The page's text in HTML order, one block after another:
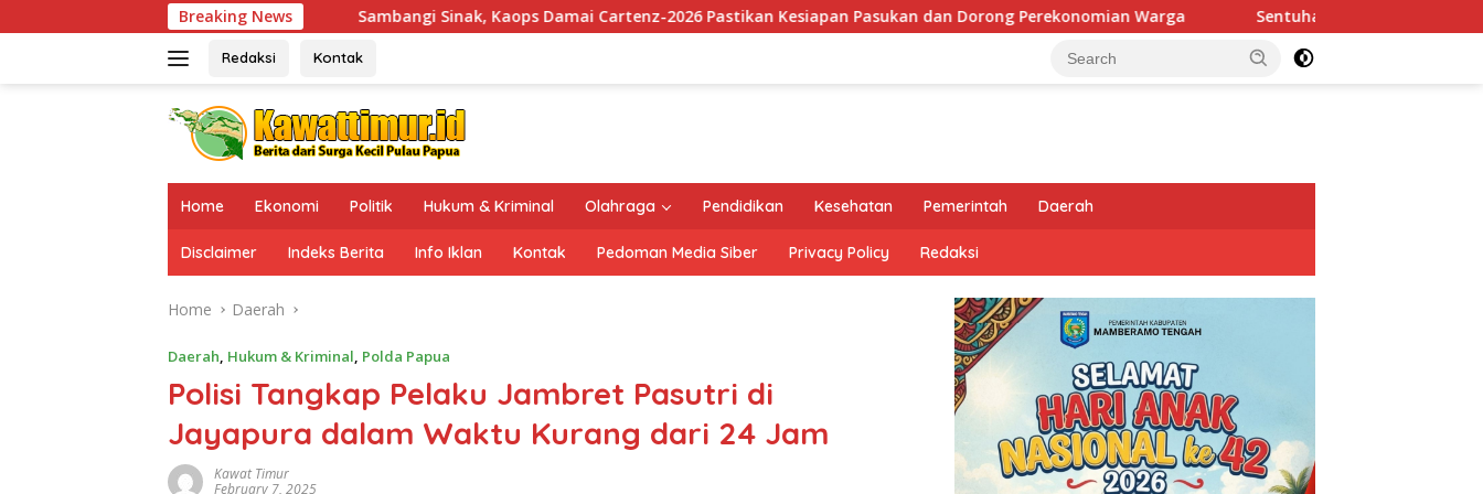
to
Breaking News
Sambangi Sinak, Kaops Damai Cartenz-2026 Pastikan Kesiapan Pasukan dan Dorong Perekonomian Warga Sentuhan Humanis di Puncak Jaya: Saat Satgas Ops
Redaksi Kontak
Home Ekonomi Politik Hukum & Kriminal Olahraga Pendidikan Kesehatan Pemerintah Daerah
Disclaimer Indeks Berita Info Iklan Kontak Pedoman Media Siber Privacy Policy Redaksi
Home Daerah
Daerah, Hukum & Kriminal, Polda Papua
Polisi Tangkap Pelaku Jambret Pasutri di
Jayapura dalam Waktu Kurang dari 24 Jam
Kawat Timur
February 7, 2025